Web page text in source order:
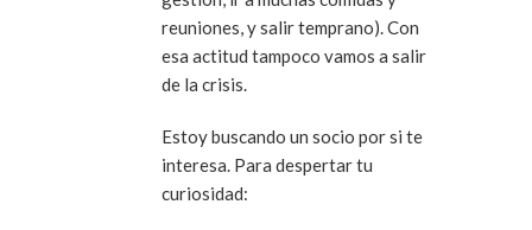
reuniones, y salir temprano). Con
esa actitud tampoco vamos a salir
de la crisis.
Estoy buscando un socio por si te
interesa. Para despertar tu
curiosidad: